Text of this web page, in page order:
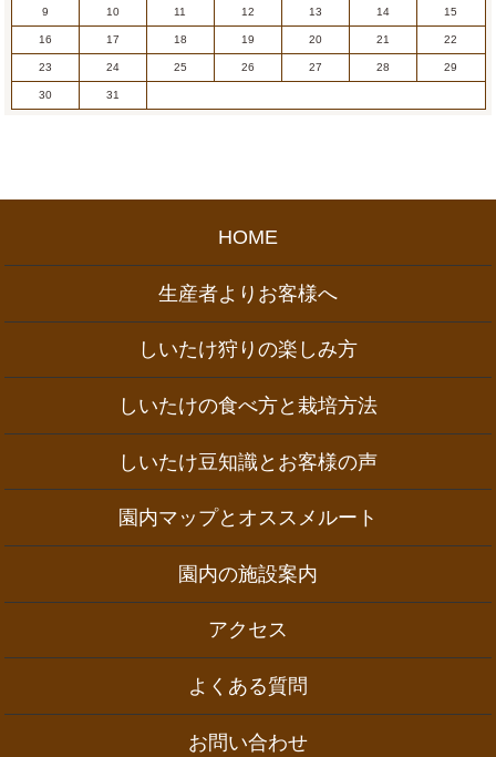
9 10 11 12 13 14 15
16 17 18 19 20 21 22
23 24 25 26 27 28 29
30 31
HOME
生産者よりお客様へ
しいたけ狩りの楽しみ方
しいたけの食べ方と栽培方法
しいたけ豆知識とお客様の声
園内マップとオススメルート
園内の施設案内
アクセス
よくある質問
お問い合わせ